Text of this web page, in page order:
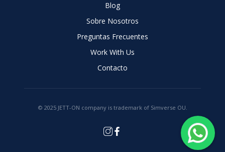
Blog
Sobre Nosotros
Preguntas Frecuentes
Work With Us
Contacto
© 2025 JETT-ON company is trademark of Simverse OU.